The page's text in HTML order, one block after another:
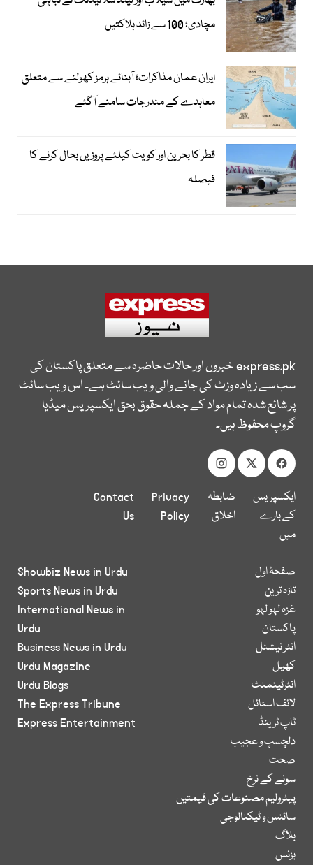
مچادی؛ 100 سے زائد ہلاکتیں
ایران عمان مذاکرات؛ آبنائے ہرمز کھولنے سے متعلق
معاہدے کے مندرجات سامنے آگئے
قطر کا بحرین اور کویت کیلئے پروزیں بحال کرنے کا
فیصلہ
express.pkخبروں اور حالات حاضرہ سے متعلق پاکستان کی
سب سے زیادہ وزٹ کی جانے والی ویب سائٹ ہے۔ اس ویب سائٹ
پر شائع شدہ تمام مواد کے جملہ حقوق بحق ایکسپریس میڈیا
گروپ محفوظ ہیں۔
ایکسپریس
کے بارے
میں
ضابطہ
اخلاق
Privacy
Policy
Contact
Us
صفحۂ اول
تازہ ترین
غزہ لہو لہو
پاکستان
انٹر نیشنل
کھیل
انٹرٹینمنٹ
لائف اسٹائل
ٹاپ ٹرینڈ
دلچسپ و عجیب
صحت
سونے کے نرخ
پیٹرولیم مصنوعات کی قیمتیں
سائنس و ٹیکنالوجی
بلاگ
بزنس
Showbiz News in Urdu
Sports News in Urdu
International News in
Urdu
Business News in Urdu
Urdu Magazine
Urdu Blogs
The Express Tribune
Express Entertainment